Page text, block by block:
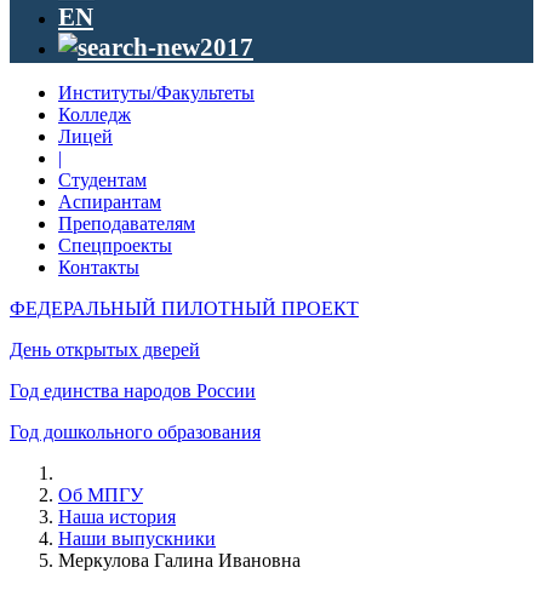
EN
Институты/Факультеты
Колледж
Лицей
|
Студентам
Аспирантам
Преподавателям
Спецпроекты
Контакты
ФЕДЕРАЛЬНЫЙ ПИЛОТНЫЙ ПРОЕКТ
День открытых дверей
Год единства народов России
Год дошкольного образования
Об МПГУ
Наша история
Наши выпускники
Меркулова Галина Ивановна